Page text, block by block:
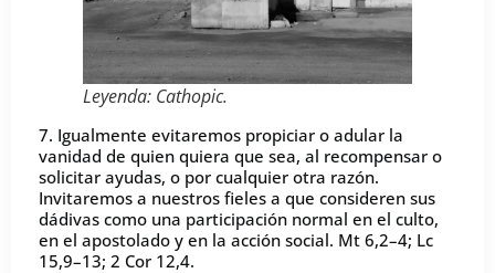
Leyenda: Cathopic.
7. Igualmente evitaremos propiciar o adular la
vanidad de quien quiera que sea, al recompensar o
solicitar ayudas, o por cualquier otra razón.
Invitaremos a nuestros fieles a que consideren sus
dádivas como una participación normal en el culto,
en el apostolado y en la acción social. Mt 6,2–4; Lc
15,9–13; 2 Cor 12,4.